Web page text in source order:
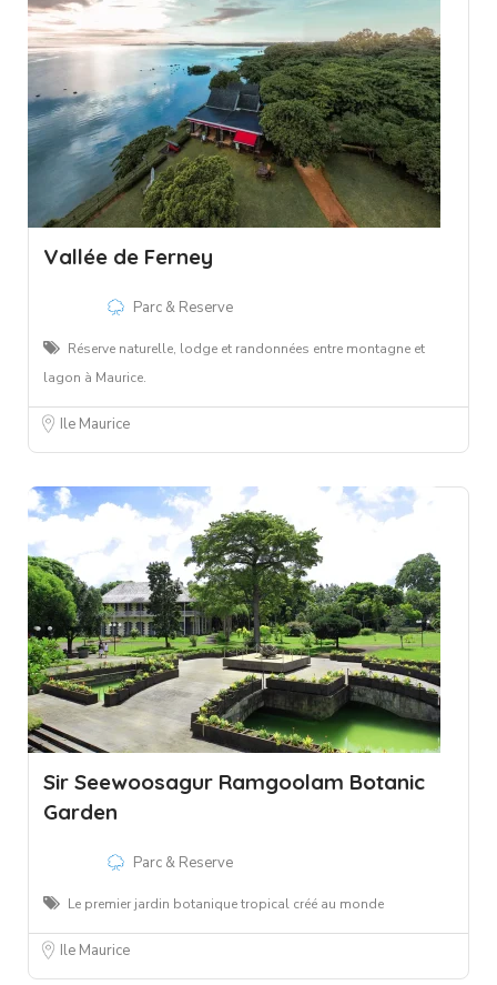
Vallée de Ferney
Parc & Reserve
Réserve naturelle, lodge et randonnées entre montagne et
lagon à Maurice.
Ile Maurice
Sir Seewoosagur Ramgoolam Botanic
Garden
Parc & Reserve
Le premier jardin botanique tropical créé au monde
Ile Maurice